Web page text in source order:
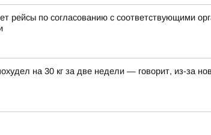
по согласованию с соответствующими
на 30 кг за две недели — говорит, из-за